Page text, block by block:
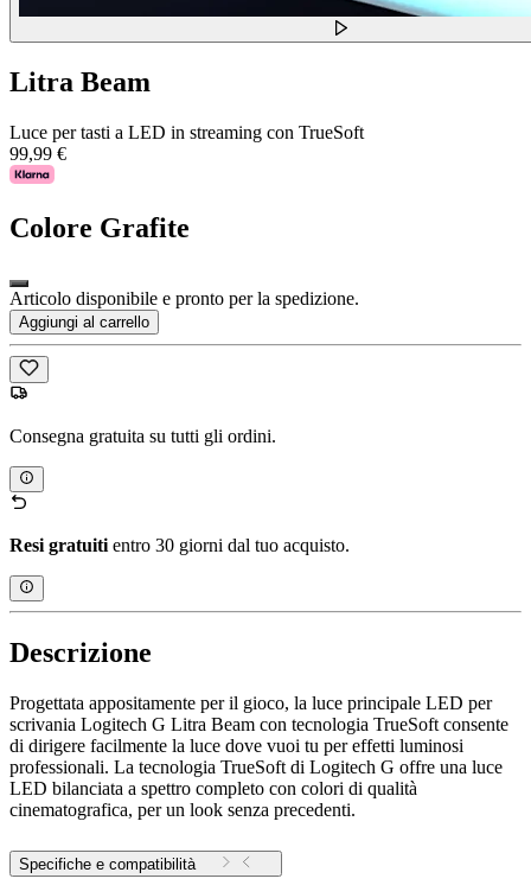
Litra Beam
Luce per tasti a LED in streaming con TrueSoft
99,99 €
Colore Grafite
Articolo disponibile e pronto per la spedizione.
Aggiungi al carrello
Consegna gratuita su tutti gli ordini.
Resi gratuiti entro 30 giorni dal tuo acquisto.
Descrizione
Progettata appositamente per il gioco, la luce principale LED per
scrivania Logitech G Litra Beam con tecnologia TrueSoft consente
di dirigere facilmente la luce dove vuoi tu per effetti luminosi
professionali. La tecnologia TrueSoft di Logitech G offre una luce
LED bilanciata a spettro completo con colori di qualità
cinematografica, per un look senza precedenti.
Specifiche e compatibilità